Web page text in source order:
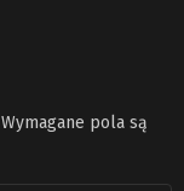
Wymagane pola są